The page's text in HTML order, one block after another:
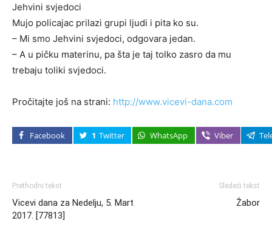
Jehvini svjedoci
Mujo policajac prilazi grupi ljudi i pita ko su.
– Mi smo Jehvini svjedoci, odgovara jedan.
– A u pičku materinu, pa šta je taj tolko zasro da mu
trebaju toliki svjedoci.
Pročitajte još na strani: http://www.vicevi-dana.com
Facebook 1 Twitter WhatsApp Viber
Prethodni tekst
Vicevi dana za Nedelju, 5. Mart
2017. [77813]
Sledeći tekst
Žabor